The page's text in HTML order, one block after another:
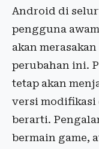
Android di
pengguna
akan
perubahan ini.
tetap akan
versi modifikasi
berarti.
bermain game,